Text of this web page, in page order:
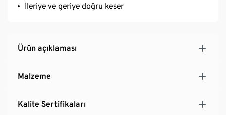
İleriye ve geriye doğru keser
Ürün açıklaması
Malzeme
Kalite Sertifikaları